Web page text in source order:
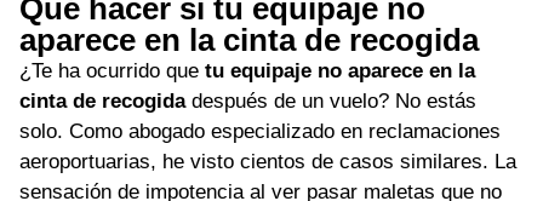
Qué hacer si tu equipaje no
aparece en la cinta de recogida
¿Te ha ocurrido que tu equipaje no aparece en la
cinta de recogidadespués de un vuelo? No estás
solo. Como abogado especializado en reclamaciones
aeroportuarias, he visto cientos de casos similares. La
sensación de impotencia al ver pasar maletas que no